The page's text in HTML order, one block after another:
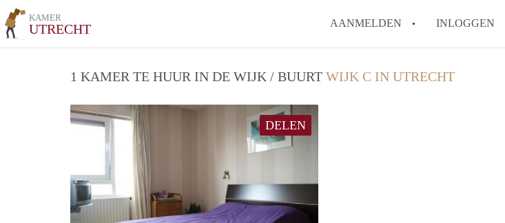
KAMER
UTRECHT AANMELDEN INLOGGEN
1 KAMER TE HUUR IN DE WIJK / BUURT WIJK C IN UTRECHT
DELEN